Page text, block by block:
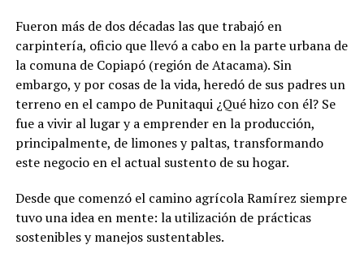
Fueron más de dos décadas las que trabajó en
carpintería, oficio que llevó a cabo en la parte urbana de
la comuna de Copiapó (región de Atacama). Sin
embargo, y por cosas de la vida, heredó de sus padres un
terreno en el campo de Punitaqui ¿Qué hizo con él? Se
fue a vivir al lugar y a emprender en la producción,
principalmente, de limones y paltas, transformando
este negocio en el actual sustento de su hogar.
Desde que comenzó el camino agrícola Ramírez siempre
tuvo una idea en mente: la utilización de prácticas
sostenibles y manejos sustentables.